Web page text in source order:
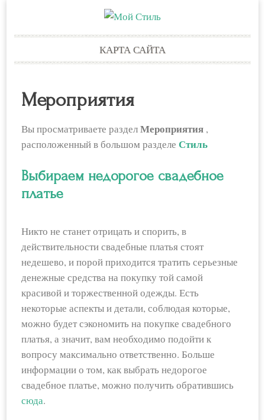
to
КАРТА САЙТА
Мероприятия
Вы просматриваете разделМероприятия ,
расположенный в большом разделеСтиль
Выбираем недорогое свадебное
платье
Никто не станет отрицать и спорить, в
действительности свадебные платья стоят
недешево, и порой приходится тратить серьезные
денежные средства на покупку той самой
красивой и торжественной одежды. Есть
некоторые аспекты и детали, соблюдая которые,
можно будет сэкономить на покупке свадебного
платья, а значит, вам необходимо подойти к
вопросу максимально ответственно. Больше
информации о том, как выбрать недорогое
свадебное платье, можно получить обратившись
сюда.